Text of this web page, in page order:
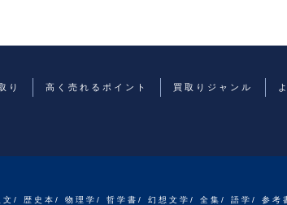
り 高く売れるポイント 買取りジャンル
/ 歴史本/ 物理学/ 哲学書/ 幻想文学/ 全集/ 語学/ 参